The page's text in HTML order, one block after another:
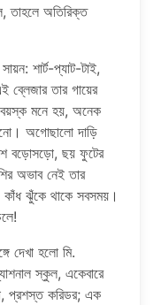
তাহলে অতিরিক্ত
শার্ট-প্যাট-টাই,
ব্লেজার তার গায়ের
বয়স্ক মনে হয়, অনেক
অগোছালো দাড়ি
বড়োসড়ো, ছয় ফুটের
অভাব নেই তার
ঝুঁকে থাকে সবসময়।
দেখা হলো মি.
স্কুল, একেবারে
প্রশস্ত করিডর; এক